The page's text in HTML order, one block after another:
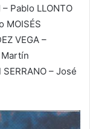
Pablo LLONTO
MOISÉS
VEGA –
Martín
SERRANO – José